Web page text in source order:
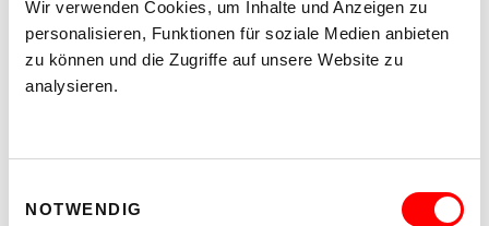
Wir verwenden Cookies, um Inhalte und Anzeigen zu
personalisieren, Funktionen für soziale Medien anbieten
zu können und die Zugriffe auf unsere Website zu
analysieren.
NOTWENDIG